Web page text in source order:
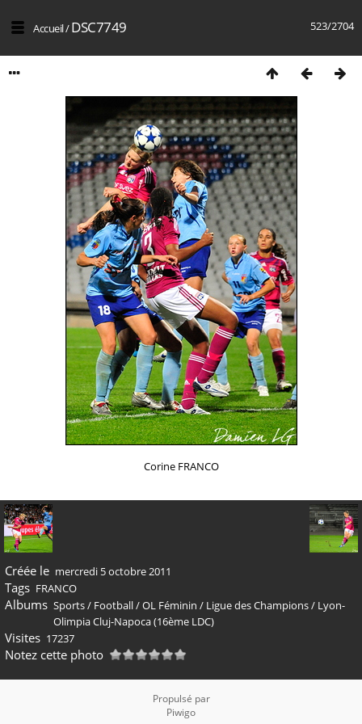
523/2704
Accueil/DSC7749
Corine FRANCO
Créée le mercredi 5 octobre 2011
Tags FRANCO
Albums Sports/ Football/OL Féminin / Ligue des Champions/ Lyon-
Olimpia Cluj-Napoca (16ème LDC)
Visites 17237
Notez cette photo
Propulsé par
Piwigo